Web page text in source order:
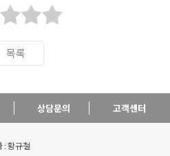
목록
상담문의 고객센터
: 황규철